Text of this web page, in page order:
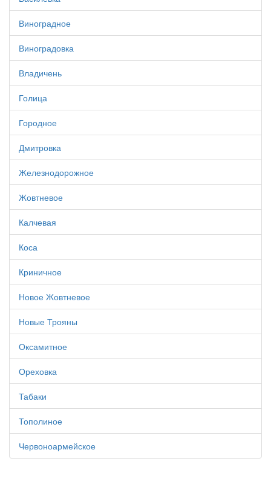
Виноградное
Виноградовка
Владичень
Голица
Городное
Дмитровка
Железнодорожное
Жовтневое
Калчевая
Коса
Криничное
Новое Жовтневое
Новые Трояны
Оксамитное
Ореховка
Табаки
Тополиное
Червоноармейское